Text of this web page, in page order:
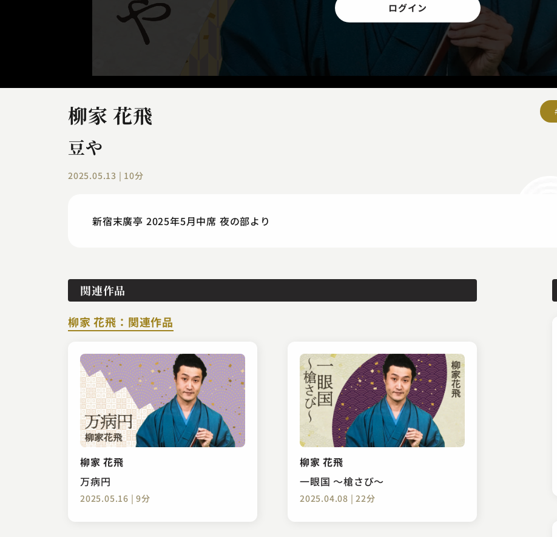
ログイン
柳家 花飛
豆や
2025.05.13 | 10分
新宿末廣亭 2025年5月中席 夜の部より
関連作品
柳家 花飛：関連作品
柳家 花飛
万病円
2025.05.16 | 9分
柳家 花飛
一眼国 ～槍さび～
2025.04.08 | 22分